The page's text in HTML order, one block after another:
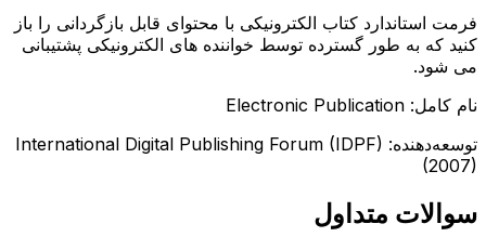
فرمت استاندارد کتاب الکترونیکی با محتوای قابل بازگردانی را باز
کنید که به طور گسترده توسط خواننده های الکترونیکی پشتیبانی
می شود.
نام کامل: Electronic Publication
توسعه‌دهنده: International Digital Publishing Forum (IDPF)
(2007)
سوالات متداول